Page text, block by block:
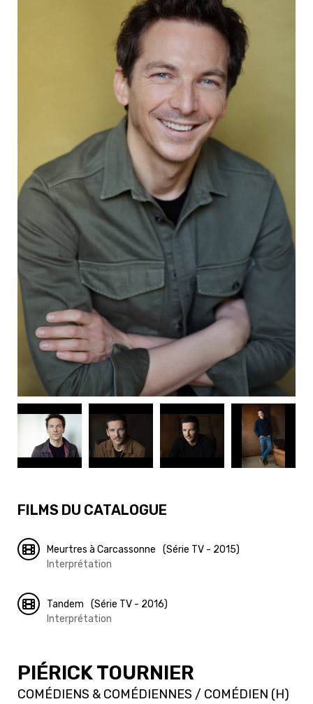
FILMS DU CATALOGUE
Meurtres à Carcassonne
(Série TV - 2015)
Interprétation
Tandem
(Série TV - 2016)
Interprétation
PIÉRICK TOURNIER
COMÉDIENS & COMÉDIENNES / COMÉDIEN (H)